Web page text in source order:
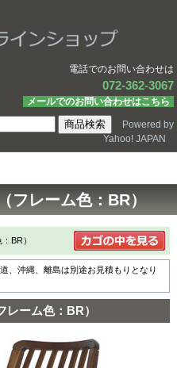
電話でのお問い合わせは
072-362-3067
メールでのお問い合わせはこちら
Powered by
Yahoo! JAPAN
フレーム色：BR）
BR）
沖縄、離島は別途お見積もりとなり
レーム色：BR）